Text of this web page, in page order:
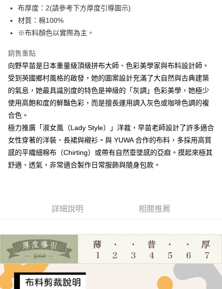
Google Pay
大哥付你分期
相關說明
1.本服務由台灣大哥大提供，台灣大哥大用戶可立即使用無須另外申請。
2.付款方式選擇「大哥付你分期」，訂單成立後會自動跳轉到大哥付的交易
流程，驗證手機門號後，選擇欲分期的期數、繳款截止日，確認付款後即完
成交易。
3.實際核准額度、可分期數及費用金額請依後續交易確認頁面所載為準。
4.訂單成立30分鐘內，如未前往確認交易或遇審核未通過，訂單將自動取
法說明評估內容。
【繳款方式說明】
1.分期款項不併入電信帳單，「大哥付你分期」於每月結算日後寄送繳費提
醒簡訊。
2.透過簡訊連結打開帳單後，可選擇「超商條碼／台灣大直營門市／銀行轉
帳／街口支付／iPASS MONEY」等通路繳費。
買賣價金債權讓與本公司後，依約使用本公司帳單繳交帳款。
由本公司與您本人進行分期帳單所需資料之確認、核對及更正。
3.完整用戶服務條款，請詳閱以下連結：
https://oppay.tw/userRule
AFTEE先享後付
相關說明
【關於「AFTEE先享後付」】
AFTEE先享後付是「在收到商品之後才付款」的支付方式。 讓您購物簡單
便利好安心！
１．簡單：不需註冊會員、不需綁卡、不需儲值。
２．便利：只要手機號碼，簡訊認證，即可結帳。
【「AFTEE先享後付」結帳流程】
１．於結帳方式選擇「AFTEE先享後付」後，將跳轉至「AFTEE先享後付」
結帳頁面，進行簡訊認證並確認金額後，即可完成結帳。
２．訂單成立數日內，您將收到繳費通知簡訊。
後付繳納相關費用。
客戶支援中心」https://netprotections.freshdesk.com/support/home
【注意事項】
１．透過由恩沛科技股份有限公司提供之「AFTEE先享後付」服務完成之交
易，需依本服務之必要範圍內提供個人資料，並將交易相關給付款項請求債
權轉讓予恩沛科技股份有限公司。
全家取貨付款
每筆NT$65，滿NT$1,500(含以上)免運費
7-11取貨付款
每筆NT$65，滿NT$1,500(含以上)免運費
每筆NT$240
布厚度：2(請參考下方厚度引導圖示)
材質：棉100%
※布料顏色以實際為主。
銷售重點
向野早苗是日本重量級頂級拼布大師、色彩美學家與布料設計師。
受到英國鄉村風格的啟發，她的圖案設計充滿了大自然與古典建築
的氣息，她最具識別度的特色是神級的「灰調」色彩美學，她極少
使用高飽和度的鮮豔色彩，而是擅長運用調入灰色或咖啡色調的複
合色。
極力推廣「淑女風（Lady Style）」洋裁，早苗老師設計了許多適合
女性穿著的洋裝、長裙與襯衫。與 YUWA 合作的布料，多採用高質
感的平織細棉布（Chirting）或帶有自然垂墜感的亞麻。摸起來極其
舒適、透氣，非常適合製作日常服飾與隨身包款。
詳細說明 相關推薦